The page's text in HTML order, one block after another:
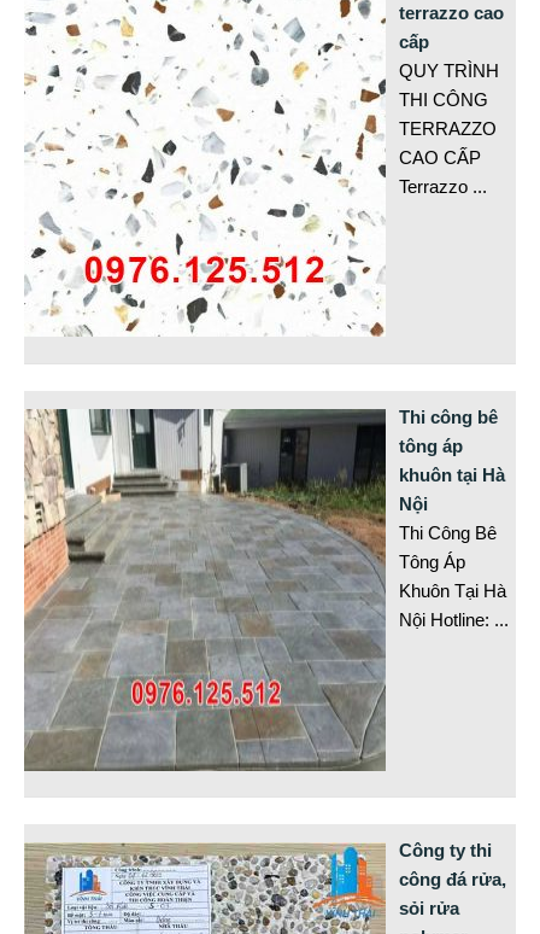
terrazzo cao
cấp
QUY TRÌNH
THI CÔNG
TERRAZZO
CAO CẤP
Terrazzo ...
Thi công bê
tông áp
khuôn tại Hà
Nội
Thi Công Bê
Tông Áp
Khuôn Tại Hà
Nội Hotline: ...
Công ty thi
công đá rửa,
sỏi rửa